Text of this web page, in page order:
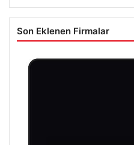
Son Eklenen Firmalar